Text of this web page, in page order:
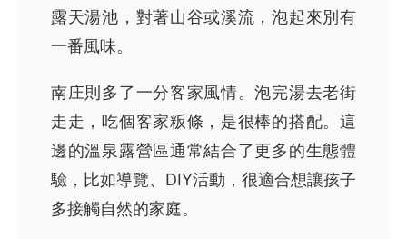
露天湯池，對著山谷或溪流，泡起來別有
一番風味。
南庄則多了一分客家風情。泡完湯去老街
走走，吃個客家粄條，是很棒的搭配。這
邊的溫泉露營區通常結合了更多的生態體
驗，比如導覽、DIY活動，很適合想讓孩子
多接觸自然的家庭。